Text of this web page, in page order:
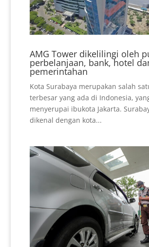
AMG Tower dikelilingi oleh
perbelanjaan, bank, hotel
pemerintahan
Kota Surabaya merupakan salah
terbesar yang ada di Indonesia,
menyerupai ibukota Jakarta.
dikenal dengan kota...